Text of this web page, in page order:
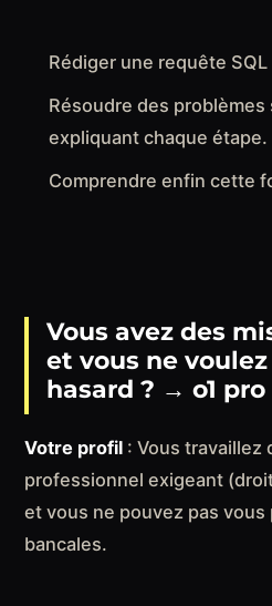
Rédiger une requête
Résoudre des
expliquant chaque étape.
Comprendre enfin cette
Vous avez des
et vous ne
hasard ? → o1
Votre profil : Vous travaillez
professionnel exigeant
et vous ne pouvez pas
bancales.